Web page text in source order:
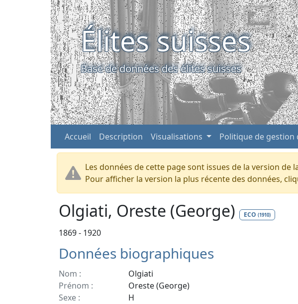
Élites suisses
Base de données des élites suisses
Accueil Description Visualisations Politique de gestion
Les données de cette page sont issues de la version de
Pour afficher la version la plus récente des données,
Olgiati, Oreste (George) ECO (1910)
1869 - 1920
Données biographiques
Nom :
Olgiati
Prénom :
Oreste (George)
Sexe :
H